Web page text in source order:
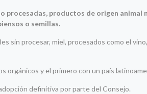
procesadas, productos de origen animal
o semillas.
sin procesar, miel, procesados como el
orgánicos y el primero con un país
definitiva por parte del Consejo.